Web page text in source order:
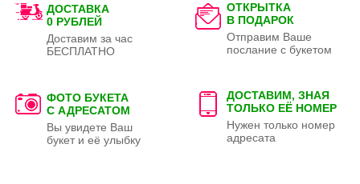
ДОСТАВКА
0 РУБЛЕЙ
Доставим за час
БЕСПЛАТНО
ОТКРЫТКА
В ПОДАРОК
Отправим Ваше
послание с букетом
ФОТО БУКЕТА
С АДРЕСАТОМ
Вы увидете Ваш
букет и её улыбку
ДОСТАВИМ, ЗНАЯ
ТОЛЬКО ЕЁ НОМЕР
Нужен только номер
адресата